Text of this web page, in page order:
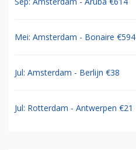
Mei: Amsterdam - Bonaire €594
Jul: Amsterdam - Berlijn €38
Jul: Rotterdam - Antwerpen €21